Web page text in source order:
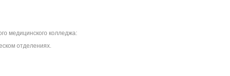
медицинского колледжа:
отделениях.